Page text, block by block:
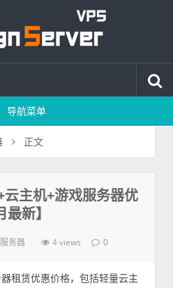
导航菜单
正文
主机+游戏服务器优
新】
务器 4 views 0
租赁优惠价格，包括轻量云主